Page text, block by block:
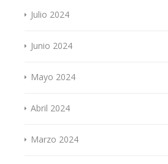
Julio 2024
Junio 2024
Mayo 2024
Abril 2024
Marzo 2024